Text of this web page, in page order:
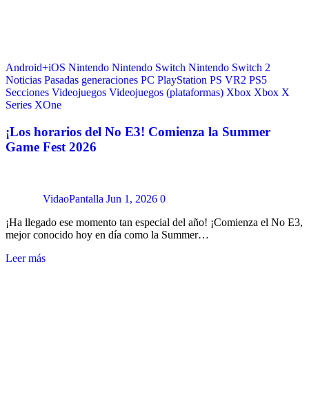
Android+iOS Nintendo Nintendo Switch Nintendo Switch 2
Noticias Pasadas generaciones PC PlayStation PS VR2 PS5
Secciones Videojuegos Videojuegos (plataformas) Xbox Xbox X
Series XOne
¡Los horarios del No E3! Comienza la Summer
Game Fest 2026
VidaoPantalla Jun 1, 2026 0
¡Ha llegado ese momento tan especial del año! ¡Comienza el No E3,
mejor conocido hoy en día como la Summer…
Leer más